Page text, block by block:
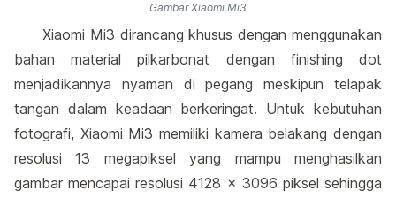
Gambar Xiaomi Mi3
Xiaomi Mi3 dirancang khusus dengan menggunakan
bahan material pilkarbonat dengan finishing dot
menjadikannya nyaman di pegang meskipun telapak
tangan dalam keadaan berkeringat. Untuk kebutuhan
fotografi, Xiaomi Mi3 memiliki kamera belakang dengan
resolusi 13 megapiksel yang mampu menghasilkan
gambar mencapai resolusi 4128 x 3096 piksel sehingga